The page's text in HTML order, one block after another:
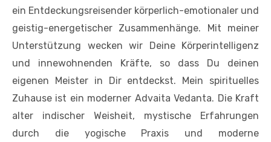
ein Entdeckungsreisender körperlich-emotionaler und
geistig-energetischer Zusammenhänge. Mit meiner
Unterstützung wecken wir Deine Körperintelligenz
und innewohnenden Kräfte, so dass Du deinen
eigenen Meister in Dir entdeckst. Mein spirituelles
Zuhause ist ein moderner Advaita Vedanta. Die Kraft
alter indischer Weisheit, mystische Erfahrungen
durch die yogische Praxis und moderne